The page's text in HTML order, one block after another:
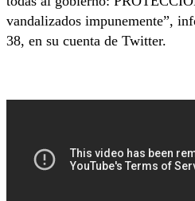
vandalizados impunemente”,
38, en su cuenta de Twitter.